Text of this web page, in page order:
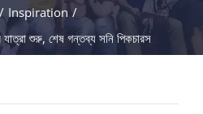
Inspiration
শুরু, শেষ গন্তব্য সনি পিকচারস